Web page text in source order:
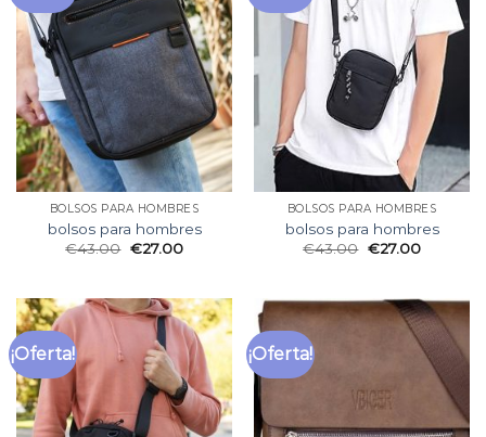
BOLSOS PARA HOMBRES
bolsos para hombres
€43.00 €27.00
BOLSOS PARA HOMBRES
bolsos para hombres
€43.00 €27.00
¡Oferta! ¡Oferta!